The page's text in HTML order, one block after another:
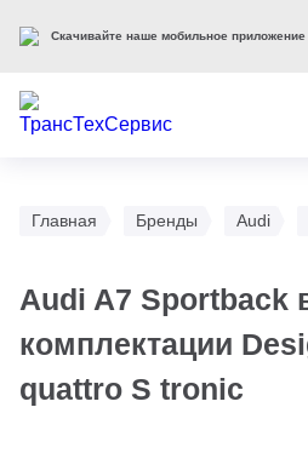
Главная Бренды Audi
Audi A7 Sportback
комплектации
quattro S tronic
Скачивайте наше мобильное приложение